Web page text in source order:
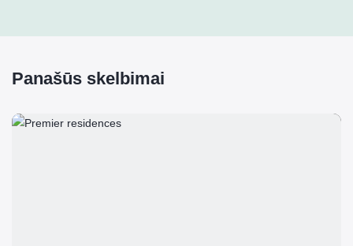
Panašūs skelbimai